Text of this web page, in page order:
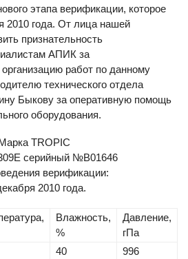
этапа верификации, которое
2010 года. От лица нашей
признательность
АПИК за
работ по данному
технического отдела
Быкову за оперативную помощь
оборудования.
TROPIC
серийный №В01646
верификации:
2010 года.
Влажность,
%
Давление,
гПа
40 996